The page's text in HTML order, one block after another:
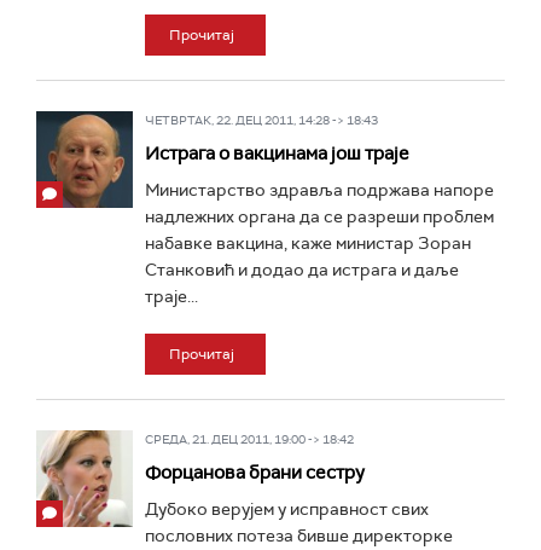
Прочитај
ЧЕТВРТАК, 22. ДЕЦ 2011, 14:28 -> 18:43
Истрага о вакцинама још траје
Министарство здравља подржава напоре
надлежних органа да се разреши проблем
набавке вакцина, каже министар Зоран
Станковић и додао да истрага и даље
траје...
Прочитај
СРЕДА, 21. ДЕЦ 2011, 19:00 -> 18:42
Форцанова брани сестру
Дубоко верујем у исправност свих
пословних потеза бивше директорке